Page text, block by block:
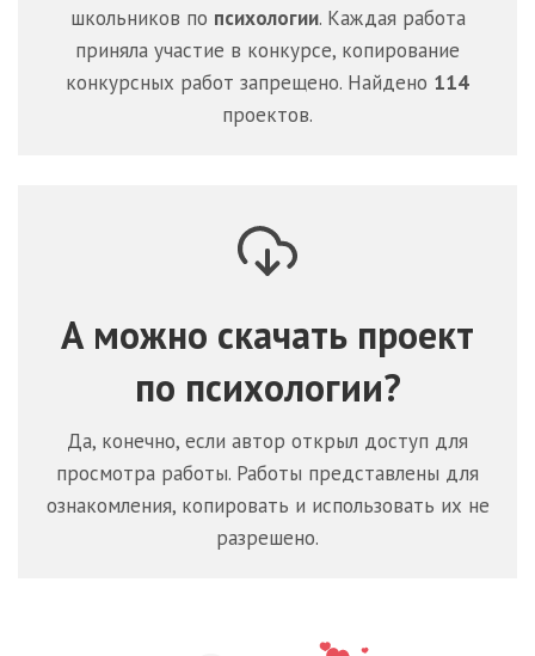
школьников по психологии. Каждая работа
приняла участие в конкурсе, копирование
конкурсных работ запрещено. Найдено 114
проектов.
А можно скачать проект
по психологии?
Да, конечно, если автор открыл доступ для
просмотра работы. Работы представлены для
ознакомления, копировать и использовать их не
разрешено.